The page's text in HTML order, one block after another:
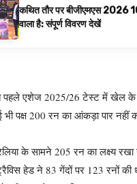
कथित तौर पर बीजीएमएस 2026
वाला है: संपूर्ण विवरण देखें
पहले एशेज 2025/26 टेस्ट में खेल के
भी पक्ष 200 रन का आंकड़ा पार नहीं
के सामने 205 रन का लक्ष्य रखा
हेड ने 83 गेंदों पर 123 रनों की